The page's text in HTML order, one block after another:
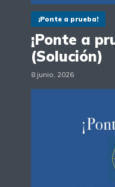
¡Ponte a prueba!
¡Ponte a
(Solución)
8 junio, 2026